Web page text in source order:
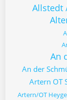
Allstedt
An
An der
Artern OT
Artern/OT